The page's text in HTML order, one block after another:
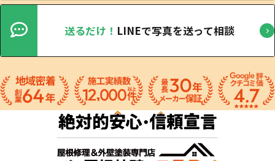
送るだけ！ LINEで写真を送って相談